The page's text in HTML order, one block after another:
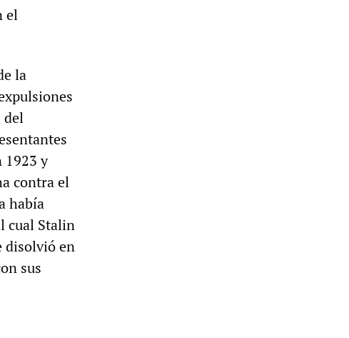
el
la
del
1923 y
contra el
había
cual Stalin
disolvió en
sus